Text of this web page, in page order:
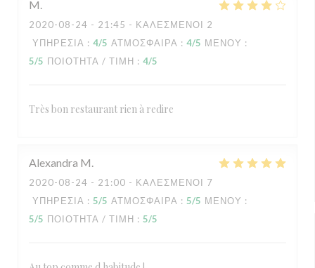
M
2020-08-24 - 21:45 - ΚΑΛΕΣΜΈΝΟΙ 2
ΥΠΗΡΕΣΊΑ : 4/5 ΑΤΜΌΣΦΑΙΡΑ : 4/5 ΜΕΝΟΎ :
5/5 ΠΟΙΌΤΗΤΑ / ΤΙΜΉ : 4/5
Très bon restaurant rien à redire
Alexandra M
2020-08-24 - 21:00 - ΚΑΛΕΣΜΈΝΟΙ 7
ΥΠΗΡΕΣΊΑ : 5/5 ΑΤΜΌΣΦΑΙΡΑ : 5/5 ΜΕΝΟΎ :
5/5 ΠΟΙΌΤΗΤΑ / ΤΙΜΉ : 5/5